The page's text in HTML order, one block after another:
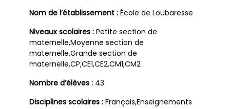
Nom de l’établissement : École de Loubaresse
Niveaux scolaires : Petite section de
maternelle,Moyenne section de
maternelle,Grande section de
maternelle,CP,CE1,CE2,CM1,CM2
Nombre d’élèves : 43
Disciplines scolaires : Français,Enseignements